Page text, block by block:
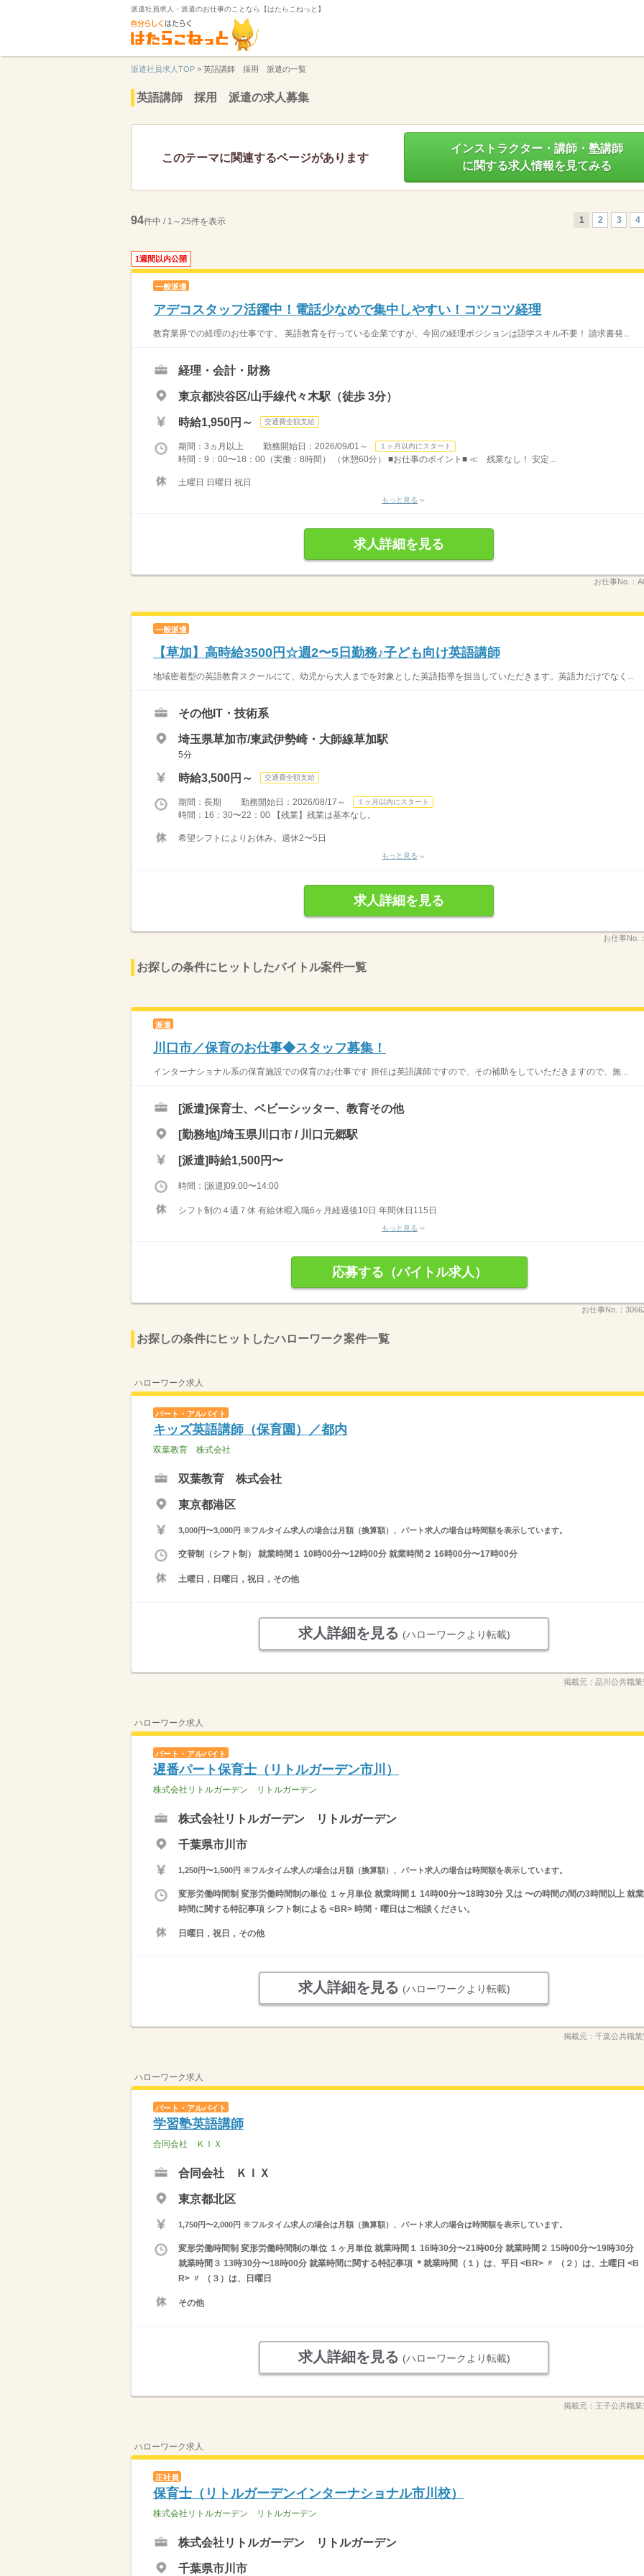
派遣社員求人・派遣のお仕事のことなら【はたらこねっと】
派遣社員求人TOP > 英語講師 採用 派遣の一覧
英語講師 採用 派遣の求人募集
このテーマに関連するページがあります
インストラクター・講師・塾講師
に関する求人情報を見てみる
94件中 / 1～25件を表示 1 2 3 4
1週間以内公開
一般派遣
アデコスタッフ活躍中！電話少なめで集中しやすい！コツコツ経理
教育業界での経理のお仕事です。 英語教育を行っている企業ですが、今回の経理ポジションは語学スキル不要！ 請求書発...
経理・会計・財務
東京都渋谷区/山手線代々木駅（徒歩 3分）
時給1,950円～ 交通費全額支給
期間：3ヵ月以上 勤務開始日：2026/09/01～ １ヶ月以内にスタート
時間：9：00〜18：00（実働：8時間） （休憩60分） ■お仕事のポイント■ ≪ 残業なし！ 安定...
土曜日 日曜日 祝日
もっと見る
求人詳細を見る
お仕事No.：
一般派遣
【草加】高時給3500円☆週2〜5日勤務♪子ども向け英語講師
地域密着型の英語教育スクールにて、幼児から大人までを対象とした英語指導を担当していただきます。英語力だけでなく...
その他IT・技術系
埼玉県草加市/東武伊勢崎・大師線草加駅
5分
時給3,500円～ 交通費全額支給
期間：長期 勤務開始日：2026/08/17～ １ヶ月以内にスタート
時間：16：30〜22：00 【残業】残業は基本なし。
希望シフトによりお休み。週休2〜5日
もっと見る
求人詳細を見る
お仕事No.
お探しの条件にヒットしたバイトル案件一覧
派遣
川口市／保育のお仕事◆スタッフ募集！
インターナショナル系の保育施設での保育のお仕事です 担任は英語講師ですので、その補助をしていただきますので、無...
[派遣]保育士、ベビーシッター、教育その他
[勤務地]/埼玉県川口市 / 川口元郷駅
[派遣] 時給1,500円〜
時間：[派遣]09:00〜14:00
シフト制の４週７休 有給休暇入職6ヶ月経過後10日 年間休日115日
もっと見る
応募する（バイトル求人）
お仕事No.：
お探しの条件にヒットしたハローワーク案件一覧
ハローワーク求人
パート・アルバイト
キッズ英語講師（保育園）／都内
双葉教育 株式会社
双葉教育 株式会社
東京都港区
3,000円〜3,000円 ※フルタイム求人の場合は月額（換算額）、パート求人の場合は時間額を表示しています。
交替制（シフト制） 就業時間１ 10時00分〜12時00分 就業時間２ 16時00分〜17時00分
土曜日，日曜日，祝日，その他
求人詳細を見る (ハローワークより転載)
掲載元： 品川公共職
ハローワーク求人
パート・アルバイト
遅番パート保育士（リトルガーデン市川）
株式会社リトルガーデン リトルガーデン
株式会社リトルガーデン リトルガーデン
千葉県市川市
1,250円〜1,500円 ※フルタイム求人の場合は月額（換算額）、パート求人の場合は時間額を表示しています。
変形労働時間制 変形労働時間制の単位 １ヶ月単位 就業時間１ 14時00分〜18時30分 又は 〜の時間の間の3時間以上 就業
時間に関する特記事項 シフト制による <BR> 時間・曜日はご相談ください。
日曜日，祝日，その他
求人詳細を見る (ハローワークより転載)
掲載元： 千葉公共職
ハローワーク求人
パート・アルバイト
学習塾英語講師
合同会社 ＫＩＸ
合同会社 ＫＩＸ
東京都北区
1,750円〜2,000円 ※フルタイム求人の場合は月額（換算額）、パート求人の場合は時間額を表示しています。
変形労働時間制 変形労働時間制の単位 １ヶ月単位 就業時間１ 16時30分〜21時00分 就業時間２ 15時00分〜19時30分
就業時間３ 13時30分〜18時00分 就業時間に関する特記事項 ＊就業時間（１）は、平日 <BR> 〃 （２）は、土曜日 <B
R> 〃 （３）は、日曜日
その他
求人詳細を見る (ハローワークより転載)
掲載元： 王子公共職
ハローワーク求人
正社員
保育士（リトルガーデンインターナショナル市川校）
株式会社リトルガーデン リトルガーデン
株式会社リトルガーデン リトルガーデン
千葉県市川市